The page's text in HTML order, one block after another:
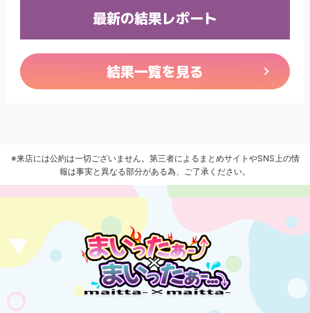
最新の結果レポート
結果一覧を見る
※来店には公約は一切ございません。第三者によるまとめサイトやSNS上の情
報は事実と異なる部分がある為、ご了承ください。